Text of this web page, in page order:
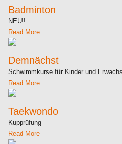
Badminton
NEU!!
Read More
Demnächst
Schwimmkurse für Kinder und
Read More
Taekwondo
Kupprüfung
Read More